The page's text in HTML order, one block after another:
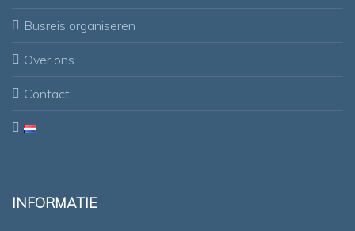
Busreis organiseren
Over ons
Contact
INFORMATIE